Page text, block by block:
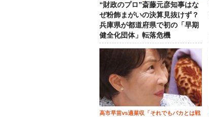
“財政のプロ”斎藤元彦知事はな
ぜ粉飾まがいの決算見抜けず？
兵庫県が都道府県で初の「早期
健全化団体」転落危機
高市早苗vs適菜収「それでもバカとは戦